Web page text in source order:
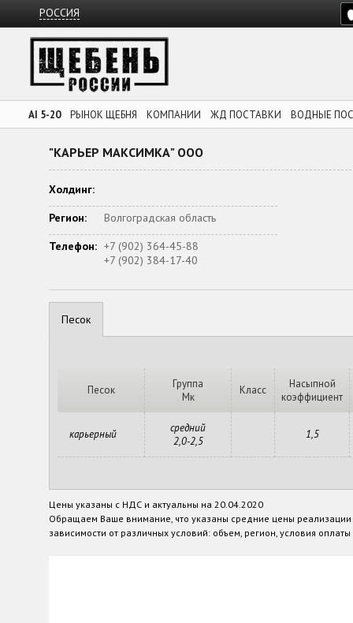
РОССИЯ
AI 5-20 РЫНОК ЩЕБНЯ КОМПАНИИ ЖД ПОСТАВКИ ВОДНЫЕ
"КАРЬЕР МАКСИМКА" ООО
Холдинг:
Регион:
Волгоградская область
Телефон: +7 (902) 364-45-88
+7 (902) 384-17-40
Песок
Песок
Группа
Мк
Класс
Насыпной
коэффициент
карьерный
средний
2,0-2,5
1,5
Цены указаны с НДС и актуальны на 20.04.2020
Обращаем Ваше внимание, что указаны средние цены реализации
зависимости от различных условий: объем, регион, условия оплаты